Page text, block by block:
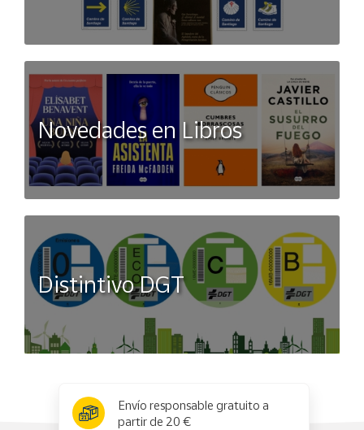
Novedades en Libros
Distintivo DGT
Envío responsable gratuito a
partir de 20 €